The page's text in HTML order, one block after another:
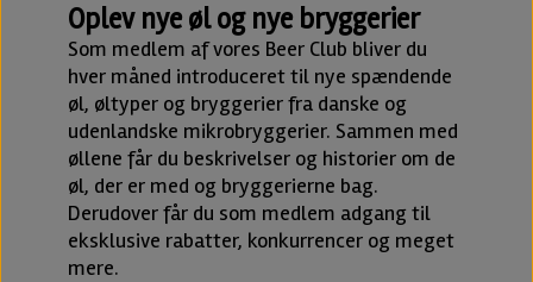
Oplev nye øl og nye bryggerier
Som medlem af vores Beer Club bliver du
hver måned introduceret til nye spændende
øl, øltyper og bryggerier fra danske og
udenlandske mikrobryggerier. Sammen med
øllene får du beskrivelser og historier om de
øl, der er med og bryggerierne bag.
Derudover får du som medlem adgang til
eksklusive rabatter, konkurrencer og meget
mere.